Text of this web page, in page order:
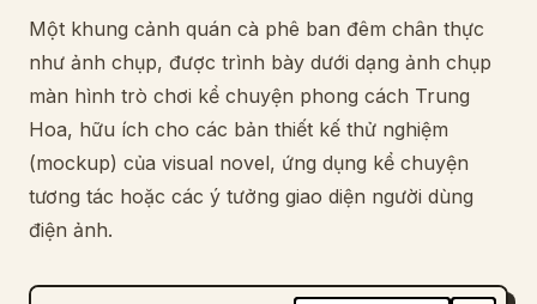
Lời nhắc
Giá cả
Tải xuống
Một khung cảnh quán cà phê ban đêm chân thực
như ảnh chụp, được trình bày dưới dạng ảnh chụp
màn hình trò chơi kể chuyện phong cách Trung
Hoa, hữu ích cho các bản thiết kế thử nghiệm
(mockup) của visual novel, ứng dụng kể chuyện
tương tác hoặc các ý tưởng giao diện người dùng
điện ảnh.